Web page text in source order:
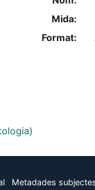
Mida:
Format:
Metadades